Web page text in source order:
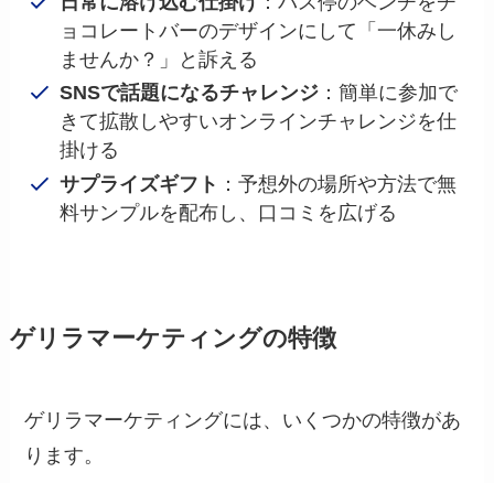
ョコレートバーのデザインにして「一休みし
ませんか？」と訴える
SNSで話題になるチャレンジ：簡単に参加で
きて拡散しやすいオンラインチャレンジを仕
掛ける
サプライズギフト ：予想外の場所や方法で無
料サンプルを配布し、口コミを広げる
ゲリラマーケティングの特徴
ゲリラマーケティングには、いくつかの特徴があ
ります。